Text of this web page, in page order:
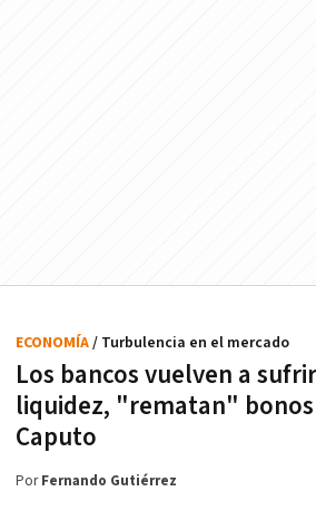
Los bancos vuelven a
liquidez, "rematan"
Caputo
ECONOMÍA/ Turbulencia en el mercado
PorFernando Gutiérrez